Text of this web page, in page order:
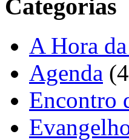
Categorias
A Hora
Agenda
Encontro